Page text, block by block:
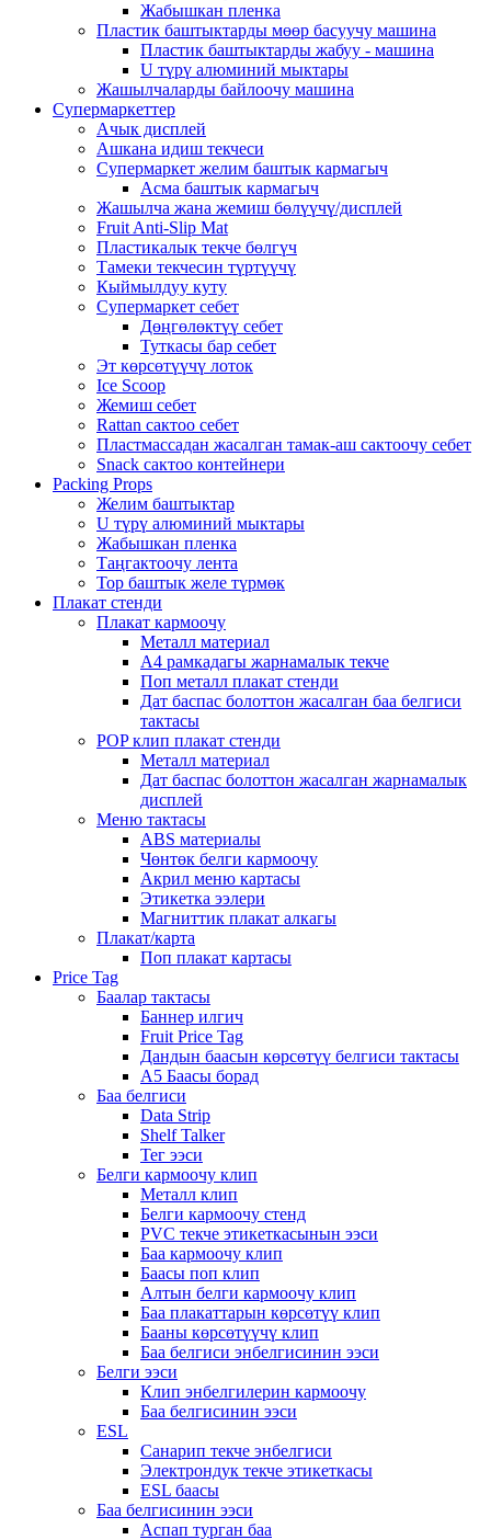
Жабышкан пленка
Пластик баштыктарды мөөр басуучу машина
Пластик баштыктарды жабуу - машина
U түрү алюминий мыктары
Жашылчаларды байлоочу машина
Супермаркеттер
Ачык дисплей
Ашкана идиш текчеси
Супермаркет желим баштык кармагыч
Асма баштык кармагыч
Жашылча жана жемиш бөлүүчү/дисплей
Fruit Anti-Slip Mat
Пластикалык текче бөлгүч
Тамеки текчесин түртүүчү
Кыймылдуу куту
Супермаркет себет
Дөңгөлөктүү себет
Туткасы бар себет
Эт көрсөтүүчү лоток
Ice Scoop
Жемиш себет
Rattan сактоо себет
Пластмассадан жасалган тамак-аш сактоочу себет
Snack сактоо контейнери
Packing Props
Желим баштыктар
U түрү алюминий мыктары
Жабышкан пленка
Таңгактоочу лента
Тор баштык желе түрмөк
Плакат стенди
Плакат кармоочу
Металл материал
А4 рамкадагы жарнамалык текче
Поп металл плакат стенди
Дат баспас болоттон жасалган баа белгиси
тактасы
POP клип плакат стенди
Металл материал
Дат баспас болоттон жасалган жарнамалык
дисплей
Меню тактасы
ABS материалы
Чөнтөк белги кармоочу
Акрил меню картасы
Этикетка ээлери
Магниттик плакат алкагы
Плакат/карта
Поп плакат картасы
Price Tag
Баалар тактасы
Баннер илгич
Fruit Price Tag
Дандын баасын көрсөтүү белгиси тактасы
A5 Баасы борад
Баа белгиси
Data Strip
Shelf Talker
Тег ээси
Белги кармоочу клип
Металл клип
Белги кармоочу стенд
PVC текче этикеткасынын ээси
Баа кармоочу клип
Баасы поп клип
Алтын белги кармоочу клип
Баа плакаттарын көрсөтүү клип
Бааны көрсөтүүчү клип
Баа белгиси энбелгисинин ээси
Белги ээси
Клип энбелгилерин кармоочу
Баа белгисинин ээси
ESL
Санарип текче энбелгиси
Электрондук текче этикеткасы
ESL баасы
Баа белгисинин ээси
Аспап турган баа